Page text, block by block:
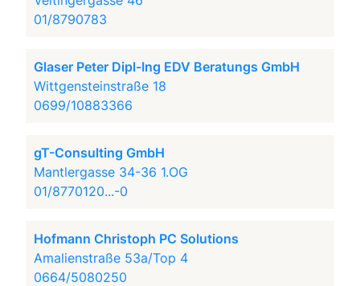
01/8790783
Glaser Peter Dipl-Ing EDV Beratungs GmbH
Wittgensteinstraße 18
0699/10883366
gT-Consulting GmbH
Mantlergasse 34-36 1.OG
01/8770120...-0
Hofmann Christoph PC Solutions
Amalienstraße 53a/Top 4
0664/5080250